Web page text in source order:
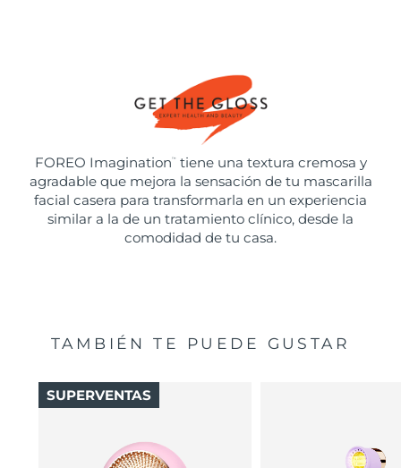
FOREO Imagination ™
tiene una textura cremosa y
agradable que mejora la sensación de tu mascarilla
facial casera para transformarla en un experiencia
similar a la de un tratamiento clínico, desde la
comodidad de tu casa.
TAMBIÉN TE PUEDE GUSTAR
SUPERVENTAS